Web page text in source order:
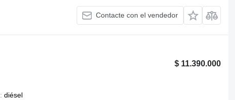
Contacte con el vendedor
$ 11.390.000
diésel